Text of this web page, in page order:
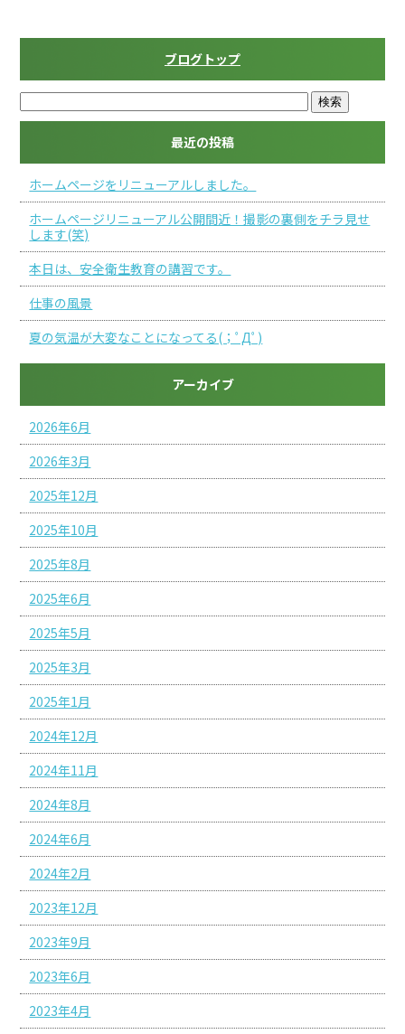
ブログトップ
最近の投稿
ホームページをリニューアルしました。
ホームページリニューアル公開間近！撮影の裏側をチラ見せ
します(笑)
本日は、安全衛生教育の講習です。
仕事の風景
夏の気温が大変なことになってる(；ﾟДﾟ)
アーカイブ
2026年6月
2026年3月
2025年12月
2025年10月
2025年8月
2025年6月
2025年5月
2025年3月
2025年1月
2024年12月
2024年11月
2024年8月
2024年6月
2024年2月
2023年12月
2023年9月
2023年6月
2023年4月